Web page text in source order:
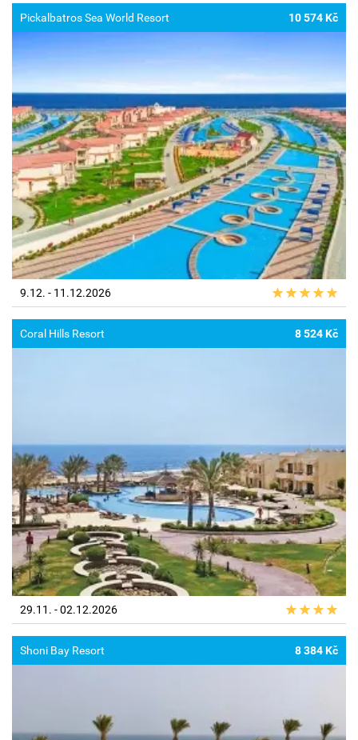
Pickalbatros Sea World Resort 10 574 Kč
9.12. - 11.12.2026
Coral Hills Resort 8 524 Kč
29.11. - 02.12.2026
Shoni Bay Resort 8 384 Kč